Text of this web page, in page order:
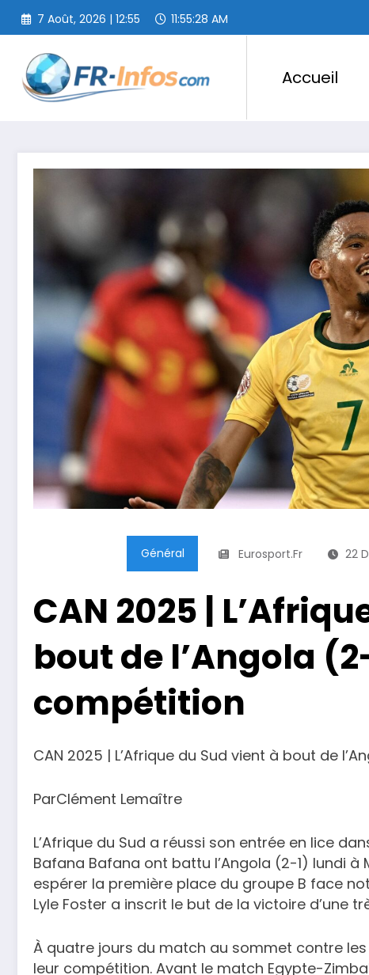
Aller
contenu
7 Août, 2026 | 12:55 11:55:29 AM
Accueil
Général Eurosport.fr 22
CAN 2025 |
bout de l’Angola
compétition
CAN 2025 | L’Afrique du Sud vient à bout de
ParClément Lemaître
L’Afrique du Sud a réussi son entrée en lice
Bafana Bafana ont battu l’Angola (2-1) lundi
espérer la première place du groupe B face
Lyle Foster a inscrit le but de la victoire d’une
À quatre jours du match au sommet contre
leur compétition. Avant le match Egypte-